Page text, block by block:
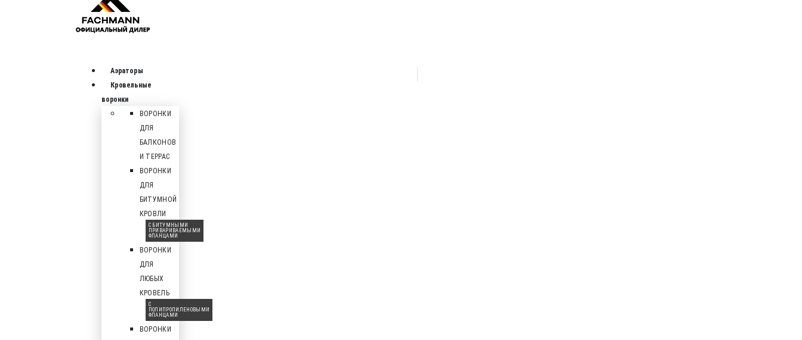
Аэраторы
Кровельные
воронки
ВОРОНКИ
ДЛЯ
БАЛКОНОВ
И ТЕРРАС
ВОРОНКИ
ДЛЯ
БИТУМНОЙ
КРОВЛИ
С БИТУМНЫМИ
ПРИВАРИВАЕМЫМИ
ФЛАНЦАМИ
ВОРОНКИ
ДЛЯ
ЛЮБЫХ
КРОВЕЛЬ
С
ПОЛИПРОПИЛЕНОВЫМИ
ФЛАНЦАМИ
ВОРОНКИ